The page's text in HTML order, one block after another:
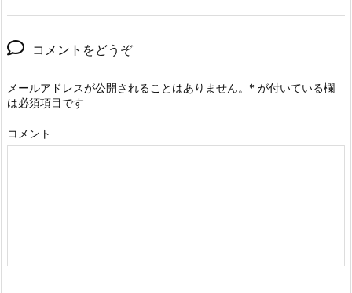
コメントをどうぞ
メールアドレスが公開されることはありません。 * が付いている欄
は必須項目です
コメント